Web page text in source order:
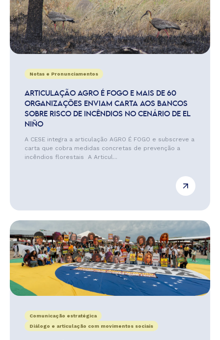
Notas e Pronunciamentos
ARTICULAÇÃO AGRO É FOGO E MAIS DE 60
ORGANIZAÇÕES ENVIAM CARTA AOS BANCOS
SOBRE RISCO DE INCÊNDIOS NO CENÁRIO DE EL
NIÑO
A CESE integra a articulação AGRO É FOGO e subscreve a
carta que cobra medidas concretas de prevenção a
incêndios florestais A Articul...
Comunicação estratégica
Diálogo e articulação com movimentos sociais